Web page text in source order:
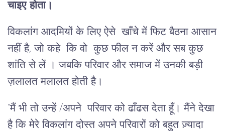
चाइए होता।
विकलांग आदमियों के लिए ऐसे खाँचे में फिट बैठना आसान
नहीं है, जो कहे कि वो कुछ फील न करें और सब कुछ
शांति से लें । जबकि परिवार और समाज में उनकी बड़ी
ज़लालत मलालत होती है।
“मैं भी तो उन्हें /अपने परिवार को ढाँढस देता हूँ। मैंने देखा
है कि मेरे विकलांग दोस्त अपने परिवारों को बहुत ज़्यादा